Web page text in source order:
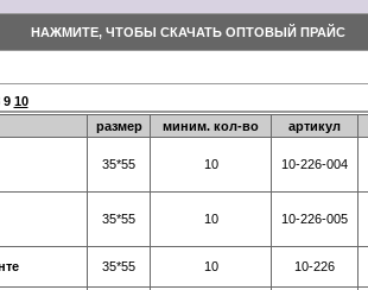
НАЖМИТЕ, ЧТОБЫ СКАЧАТЬ ОПТОВЫЙ ПРАЙС
9 10
размер миним. кол-во артикул
35*55 10 10-226-004
35*55 10 10-226-005
35*55 10 10-226